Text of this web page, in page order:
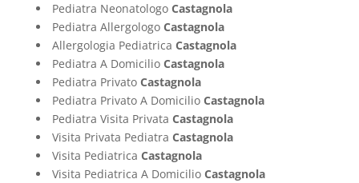
Pediatra Neonatologo Castagnola
Pediatra Allergologo Castagnola
Allergologia Pediatrica Castagnola
Pediatra A Domicilio Castagnola
Pediatra Privato Castagnola
Pediatra Privato A Domicilio Castagnola
Pediatra Visita Privata Castagnola
Visita Privata Pediatra Castagnola
Visita Pediatrica Castagnola
Visita Pediatrica A Domicilio Castagnola